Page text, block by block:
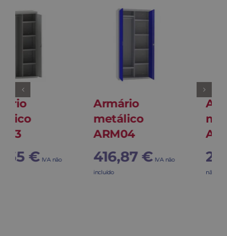
Armário
metálico
ARM05
242,08
Armário
metálico
ARM06
421,94
IVA não